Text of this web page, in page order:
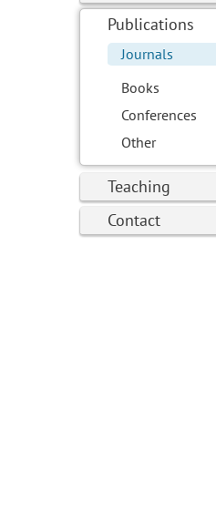
Publications
Journals
Books
Conferences
Other
Teaching
Contact